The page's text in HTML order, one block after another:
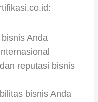
Anda
reputasi bisnis
bisnis Anda